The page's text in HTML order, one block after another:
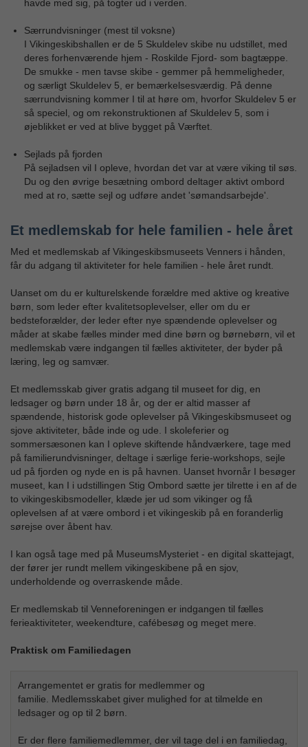
havde med sig, på togter ud i verden.
Særrundvisninger (mest til voksne)
I Vikingeskibshallen er de 5 Skuldelev skibe nu udstillet, med
deres forhenværende hjem - Roskilde Fjord- som bagtæppe.
De smukke - men tavse skibe - gemmer på hemmeligheder,
og særligt Skuldelev 5, er bemærkelsesværdig. På denne
særrundvisning kommer I til at høre om, hvorfor Skuldelev 5 er
så speciel, og om rekonstruktionen af Skuldelev 5, som i
øjeblikket er ved at blive bygget på Værftet.
Sejlads på fjorden
På sejladsen vil I opleve, hvordan det var at være viking til søs.
Du og den øvrige besætning ombord deltager aktivt ombord
med at ro, sætte sejl og udføre andet 'sømandsarbejde'.
Et medlemskab for hele familien - hele året
Med et medlemskab af Vikingeskibsmuseets Venners i hånden,
får du adgang til aktiviteter for hele familien - hele året rundt.
Uanset om du er kulturelskende forældre med aktive og kreative
børn, som leder efter kvalitetsoplevelser, eller om du er
bedsteforælder, der leder efter nye spændende oplevelser og
måder at skabe fælles minder med dine børn og børnebørn, vil et
medlemskab være indgangen til fælles aktiviteter, der byder på
læring, leg og samvær.
Et medlemsskab giver gratis adgang til museet for dig, en
ledsager og børn under 18 år, og der er altid masser af
spændende, historisk gode oplevelser på Vikingeskibsmuseet og
sjove aktiviteter, både inde og ude. I skoleferier og
sommersæsonen kan I opleve skiftende håndværkere, tage med
på familierundvisninger, deltage i særlige ferie-workshops, sejle
ud på fjorden og nyde en is på havnen. Uanset hvornår I besøger
museet, kan I i udstillingen Stig Ombord sætte jer tilrette i en af de
to vikingeskibsmodeller, klæde jer ud som vikinger og få
oplevelsen af at være ombord i et vikingeskib på en foranderlig
sørejse over åbent hav.
I kan også tage med på MuseumsMysteriet - en digital skattejagt,
der fører jer rundt mellem vikingeskibene på en sjov,
underholdende og overraskende måde.
Er medlemskab til Venneforeningen er indgangen til fælles
ferieaktiviteter, weekendture, cafébesøg og meget mere.
Praktisk om Familiedagen
Arrangementet er gratis for medlemmer og
familie. Medlemsskabet giver mulighed for at tilmelde en
ledsager og op til 2 børn.
Er der flere familiemedlemmer, der vil tage del i en familiedag,